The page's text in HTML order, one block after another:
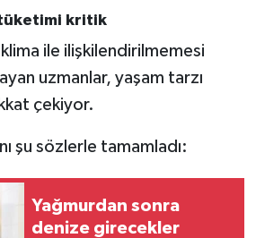
tüketimi kritik
ile ilişkilendirilmemesi
uzmanlar, yaşam tarzı
çekiyor.
şu sözlerle tamamladı:
Yağmurdan sonra
denize girecekler